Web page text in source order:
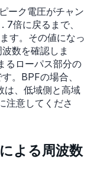
ーク電圧がチャン
倍に戻るまで、
す。その値になっ
数を確認しま
るローパス部分の
。BPFの場合、
は、低域側と高域
注意してくださ
よる周波数